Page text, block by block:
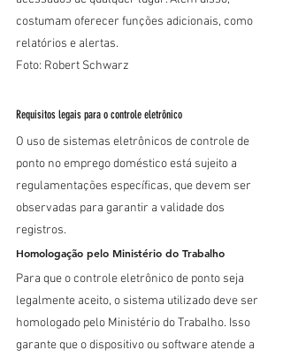
costumam oferecer funções adicionais, como
relatórios e alertas.
Foto: Robert Schwarz
Requisitos legais para o controle eletrônico
O uso de sistemas eletrônicos de controle de
ponto no emprego doméstico está sujeito a
regulamentações específicas, que devem ser
observadas para garantir a validade dos
registros.
Homologação pelo Ministério do Trabalho
Para que o controle eletrônico de ponto seja
legalmente aceito, o sistema utilizado deve ser
homologado pelo Ministério do Trabalho. Isso
garante que o dispositivo ou software atende a